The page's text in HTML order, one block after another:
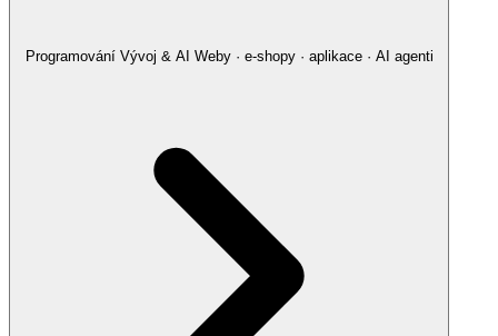
Programování Vývoj & AI Weby · e-shopy · aplikace · AI agenti